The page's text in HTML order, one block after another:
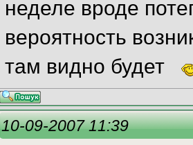
неделе вроде
вероятность
там видно будет
10-09-2007 11:39